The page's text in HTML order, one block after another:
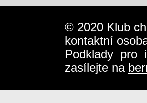
© 2020 Klub
kontaktní
Podklady pro
zasílejte na